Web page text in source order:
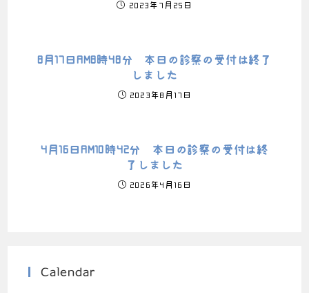
2023年7月25日
8月17日AM8時48分 本日の診察の受付は終了
しました
2023年8月17日
4月16日AM10時42分 本日の診察の受付は終
了しました
2026年4月16日
Calendar